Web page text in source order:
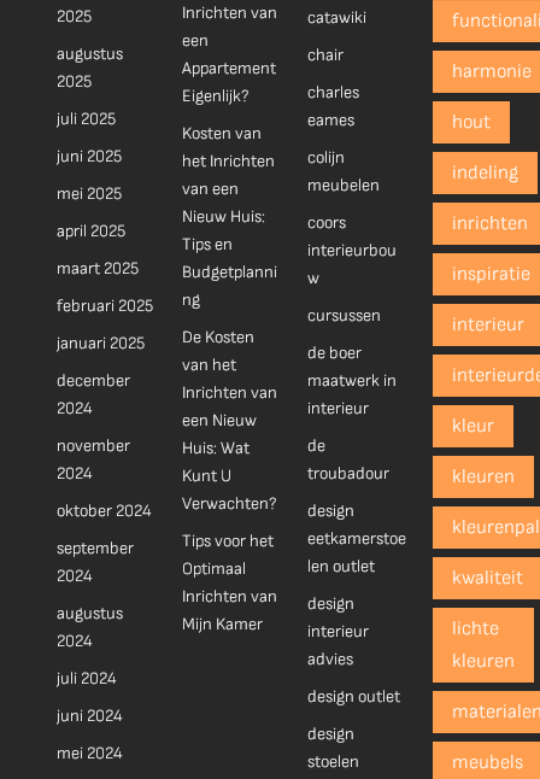
2025
augustus
2025
juli 2025
juni 2025
mei 2025
april 2025
maart 2025
februari 2025
januari 2025
december
2024
november
2024
oktober 2024
september
2024
augustus
2024
juli 2024
juni 2024
mei 2024
Inrichten van
een
Appartement
Eigenlijk?
Kosten van
het Inrichten
van een
Nieuw Huis:
Tips en
Budgetplanni
ng
De Kosten
van het
Inrichten van
een Nieuw
Huis: Wat
Kunt U
Verwachten?
Tips voor het
Optimaal
Inrichten van
Mijn Kamer
catawiki
chair
charles
eames
colijn
meubelen
coors
interieurbou
w
cursussen
de boer
maatwerk in
interieur
de
troubadour
design
eetkamerstoe
len outlet
design
interieur
advies
design outlet
design
stoelen
harmonie
hout
indeling
inrichten
inspiratie
interieur
kleur
kleuren
kwaliteit
lichte
kleuren
meubels